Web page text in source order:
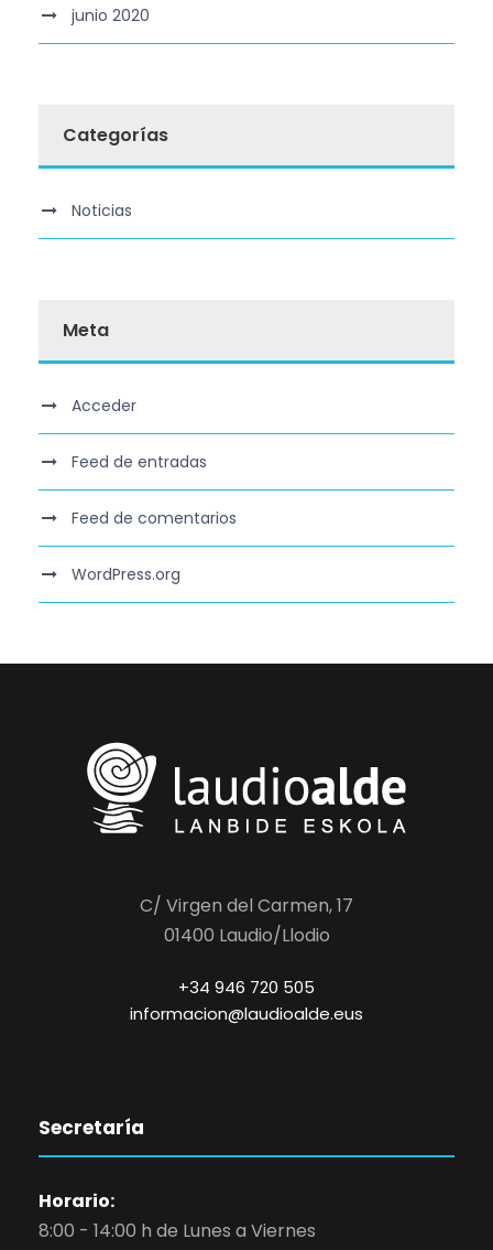
junio 2020
Categorías
Noticias
Meta
Acceder
Feed de entradas
Feed de comentarios
WordPress.org
C/ Virgen del Carmen, 17
01400 Laudio/Llodio
+34 946 720 505
informacion@laudioalde.eus
Secretaría
Horario:
8:00 - 14:00 h de Lunes a Viernes